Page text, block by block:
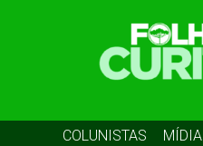
COLUNISTAS MÍDIA